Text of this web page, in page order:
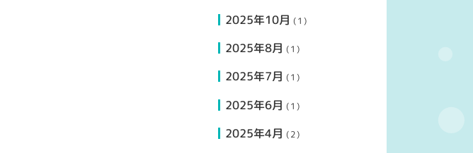
2025年10月 (1)
2025年8月 (1)
2025年7月 (1)
2025年6月 (1)
2025年4月 (2)